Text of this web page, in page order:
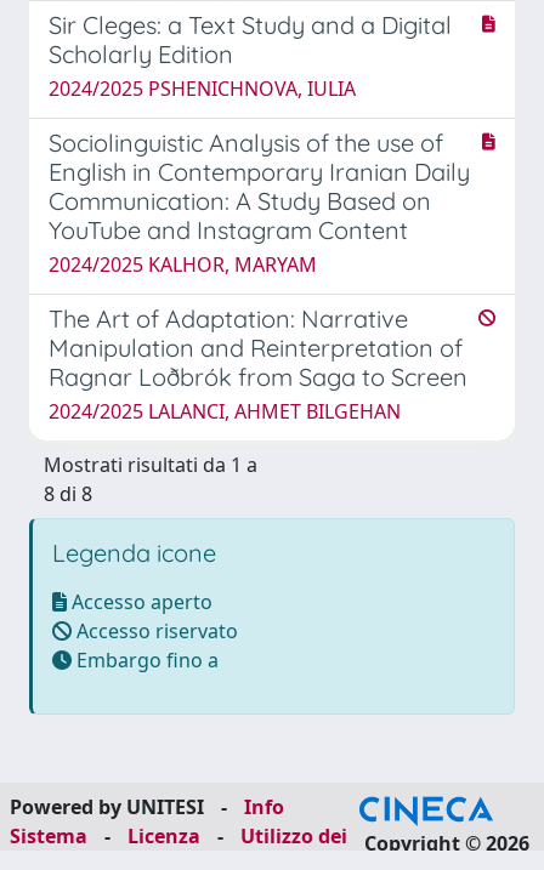
Sir Cleges: a Text Study and a Digital
Scholarly Edition
2024/2025 PSHENICHNOVA, IULIA
Sociolinguistic Analysis of the use of
English in Contemporary Iranian Daily
Communication: A Study Based on
YouTube and Instagram Content
2024/2025 KALHOR, MARYAM
The Art of Adaptation: Narrative
Manipulation and Reinterpretation of
Ragnar Loðbrók from Saga to Screen
2024/2025 LALANCI, AHMET BILGEHAN
Mostrati risultati da 1 a
8 di 8
Legenda icone
Accesso aperto
Accesso riservato
Embargo fino a
Powered by UNITESI -
Info
Sistema
- Licenza -
Utilizzo dei
Copyright © 2026